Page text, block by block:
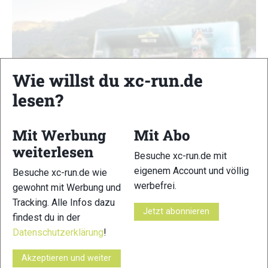
Eiger Ultra Trail by UTMB 2026: Offene Rennen
und starke DACH-Ergebnisse vor der Eiger
Nordwand
Top-News |Trailrunning
Markus Mingo
-
Der Eiger Ultra Trail by UTMB 2026 hielt, was die offene
sich insbesondere auf der Königsdistanz ein spannender
Wie willst du xc-run.de
lesen?
Mit Werbung
weiterlesen
Besuche xc-run.de wie
gewohnt mit Werbung und
Tracking. Alle Infos dazu
findest du in der
Datenschutzerklärung!
Akzeptieren und weiter
Mit Abo
Besuche xc-run.de mit
eigenem Account und völlig
werbefrei.
Jetzt abonnieren